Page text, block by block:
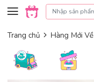
Skip to content
Trang chủ Hàng Mới Về